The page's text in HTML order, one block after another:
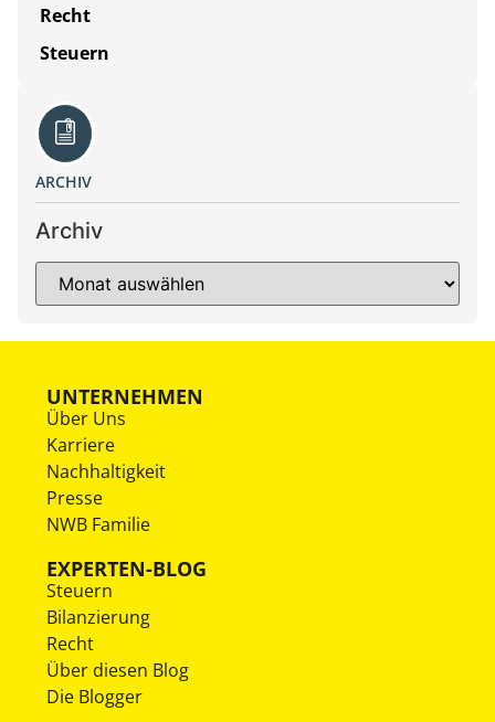
Recht
Steuern
ARCHIV
Archiv
UNTERNEHMEN
Über Uns
Karriere
Nachhaltigkeit
Presse
NWB Familie
EXPERTEN-BLOG
Steuern
Bilanzierung
Recht
Über diesen Blog
Die Blogger